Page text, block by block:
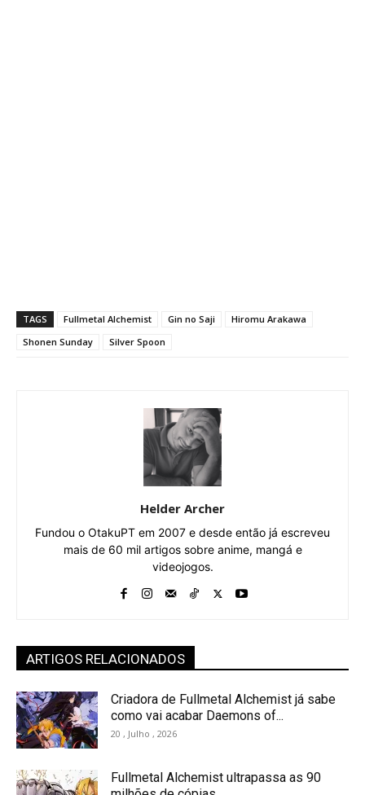
TAGS Fullmetal Alchemist Gin no Saji
Hiromu Arakawa
Shonen Sunday
Silver Spoon
Helder Archer
Fundou o OtakuPT em 2007 e desde então já escreveu
mais de 60 mil artigos sobre anime, mangá e
videojogos.
ARTIGOS RELACIONADOS
Criadora de Fullmetal Alchemist já sabe
como vai acabar Daemons of...
20 , Julho , 2026
Fullmetal Alchemist ultrapassa as 90